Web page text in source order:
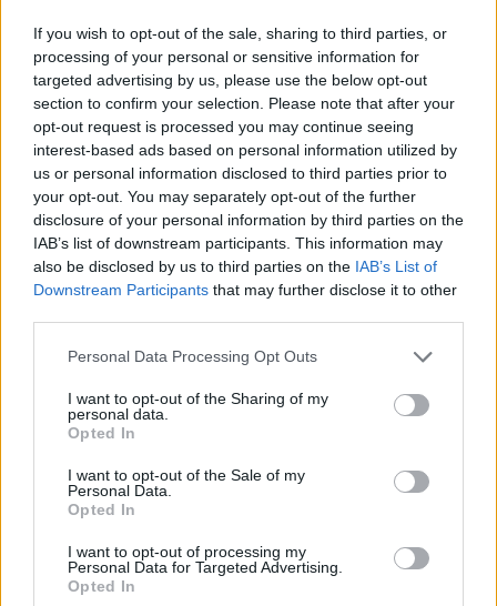
If you wish to opt-out of the sale, sharing to third parties, or
processing of your personal or sensitive information for
targeted advertising by us, please use the below opt-out
section to confirm your selection. Please note that after your
opt-out request is processed you may continue seeing
interest-based ads based on personal information utilized by
us or personal information disclosed to third parties prior to
your opt-out. You may separately opt-out of the further
disclosure of your personal information by third parties on the
IAB’s list of downstream participants. This information may
also be disclosed by us to third parties on the IAB’s List of
Downstream Participants that may further disclose it to other
Personal Data Processing Opt Outs
I want to opt-out of the Sharing of my
personal data.
Opted In
I want to opt-out of the Sale of my
Personal Data.
Opted In
I want to opt-out of processing my
Personal Data for Targeted Advertising.
Opted In
Resterend oefenprogramma Ajax: waar zijn de
duels te zien
Ajax groeit onder Míchel, maar transfermarkt
blijft cruciaal
Ajax-talent Mohamed Abdalla schrijft Europese
geschiedenis
Servische media vergelijken Ajax-talent Abdellah
Ouazane met Lionel Messi
Ajax zet grote stap richting volgende ronde na
ruime zege op Vojvodina
Dusan Tadic kijkt met bijzondere gevoelens naar
Ajax - Vojvodina